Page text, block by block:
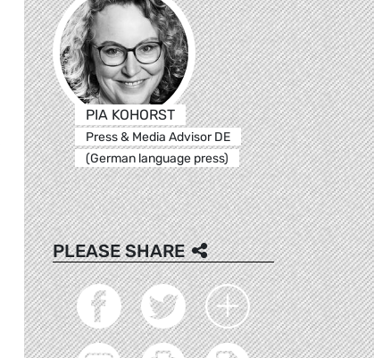
PIA KOHORST
Press & Media Advisor DE
(German language press)
PLEASE SHARE